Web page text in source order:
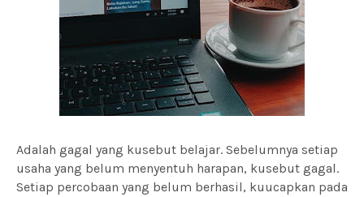
Adalah gagal yang kusebut belajar. Sebelumnya setiap
usaha yang belum menyentuh harapan, kusebut gagal.
Setiap percobaan yang belum berhasil, kuucapkan pada